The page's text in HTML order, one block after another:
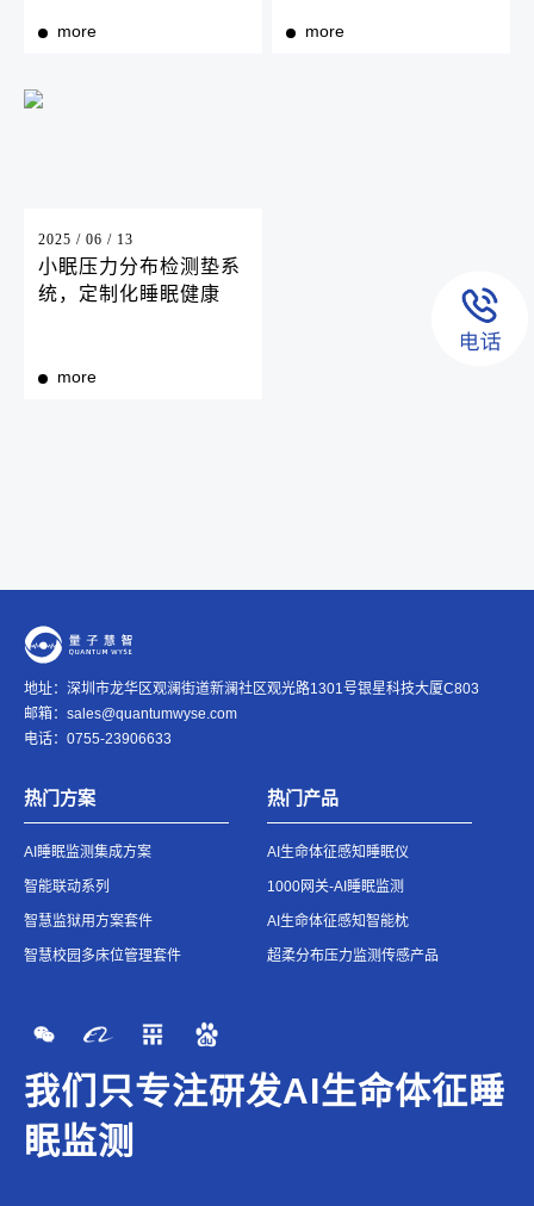
more more
2025 / 06 / 13
小眠压力分布检测垫系
统，定制化睡眠健康
more
地址：深圳市龙华区观澜街道新澜社区观光路1301号银星科技大厦C803
邮箱： sales@quantumwyse.com
电话：0755-23906633
热门方案
AI睡眠监测集成方案
智能联动系列
智慧监狱用方案套件
智慧校园多床位管理套件
热门产品
AI生命体征感知睡眠仪
1000网关-AI睡眠监测
AI生命体征感知智能枕
超柔分布压力监测传感产品
我们只专注研发AI生命体征睡
眠监测